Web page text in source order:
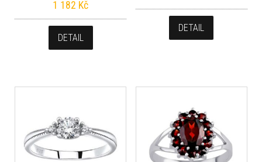
1 182 Kč
DETAIL
DETAIL